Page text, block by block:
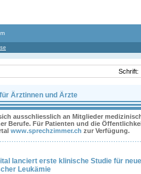
Schrift:
Ärztinnen und Ärzte
ausschliesslich an Mitglieder
Berufe. Für Patienten und die
www.sprechzimmer.ch zur Verfügung.
lanciert erste klinische Studie für
Leukämie